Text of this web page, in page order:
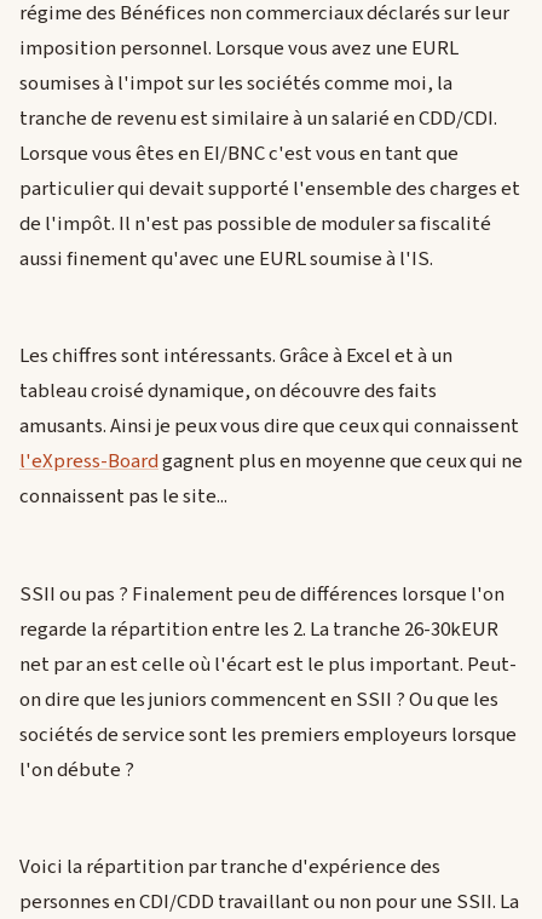
régime des Bénéfices non commerciaux déclarés sur leur
imposition personnel. Lorsque vous avez une EURL
soumises à l'impot sur les sociétés comme moi, la
tranche de revenu est similaire à un salarié en CDD/CDI.
Lorsque vous êtes en EI/BNC c'est vous en tant que
particulier qui devait supporté l'ensemble des charges et
de l'impôt. Il n'est pas possible de moduler sa fiscalité
aussi finement qu'avec une EURL soumise à l'IS.
Les chiffres sont intéressants. Grâce à Excel et à un
tableau croisé dynamique, on découvre des faits
amusants. Ainsi je peux vous dire que ceux qui connaissent
l'eXpress-Boardgagnent plus en moyenne que ceux qui ne
connaissent pas le site...
SSII ou pas ? Finalement peu de différences lorsque l'on
regarde la répartition entre les 2. La tranche 26-30kEUR
net par an est celle où l'écart est le plus important. Peut-
on dire que les juniors commencent en SSII ? Ou que les
sociétés de service sont les premiers employeurs lorsque
l'on débute ?
Voici la répartition par tranche d'expérience des
personnes en CDI/CDD travaillant ou non pour une SSII. La